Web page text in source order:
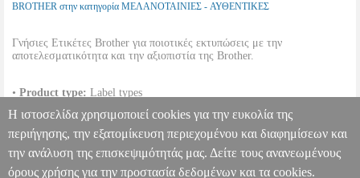
BROTHER στην κατηγορία ΜΕΛΑΝΟΤΑΙΝΙΕΣ - ΑΥΘΕΝΤΙΚΕΣ
Γνήσιες Ετικέτες Brother για ποιοτικές εκτυπώσεις με την
αποτελεσματικότητα και την αξιοπιστία της Brother.
• Product type: Label types
• Μέτρα:4MX12MM.
•OEM:TZE231S
ΓΝΗΣΙΟ BROTHER P-TOUCH WHITE/BLACK 4M X 12MM
OEM: TZE231S ANA.BRO36213 ANA.BRO36213 BROTHER
Η ιστοσελίδα χρησιμοποιεί cookies για την ευκολία της
περιήγησης, την εξατομίκευση περιεχομένου και διαφημίσεων και
την ανάλυση της επισκεψιμότητάς μας. Δείτε τους ανανεωμένους
όρους χρήσης για την προστασία δεδομένων και τα cookies.